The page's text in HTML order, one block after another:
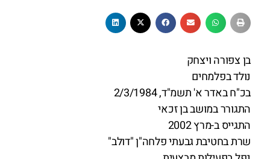
בן צפורה ויצחק
נולד בפלמחים
בכ"ח באדר א' תשמ"ד, 2/3/1984
התגורר במושב בן זכאי
התגייס ב-מרץ 2002
שרת בחטיבת גבעתי פלחה"ן "דולב"